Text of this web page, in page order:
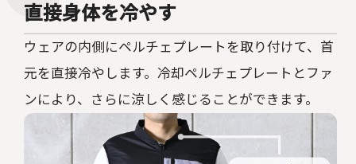
直接身体を冷やす
ウェアの内側にペルチェプレートを取り付けて、首
元を直接冷やします。冷却ペルチェプレートとファ
ンにより、さらに涼しく感じることができます。